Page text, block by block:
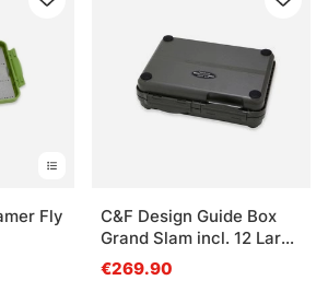
Fly
C&F Design Guide Box
Grand Slam incl. 12 Large
System Foams
€269.90